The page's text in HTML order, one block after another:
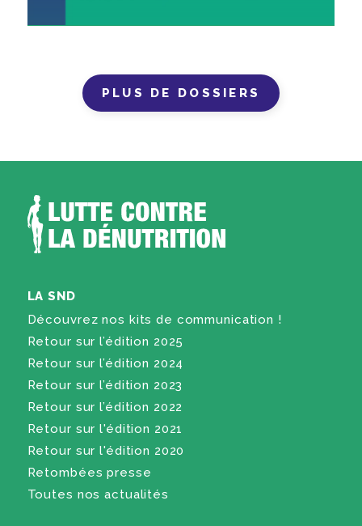
PLUS DE DOSSIERS
LA SND
Découvrez nos kits de communication !
Retour sur l’édition 2025
Retour sur l’édition 2024
Retour sur l’édition 2023
Retour sur l’édition 2022
Retour sur l'édition 2021
Retour sur l'édition 2020
Retombées presse
Toutes nos actualités